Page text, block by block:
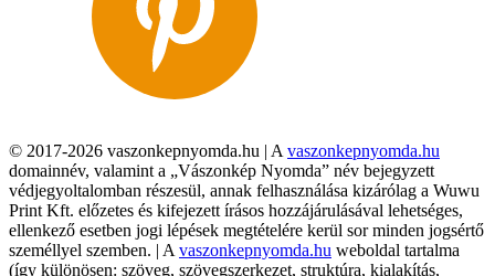
© 2017-2026 vaszonkepnyomda.hu | A vaszonkepnyomda.hu
domainnév, valamint a „Vászonkép Nyomda” név bejegyzett
védjegyoltalomban részesül, annak felhasználása kizárólag a Wuwu
Print Kft. előzetes és kifejezett írásos hozzájárulásával lehetséges,
ellenkező esetben jogi lépések megtételére kerül sor minden jogsértő
személlyel szemben. | A vaszonkepnyomda.hu weboldal tartalma
(így különösen: szöveg, szövegszerkezet, struktúra, kialakítás,